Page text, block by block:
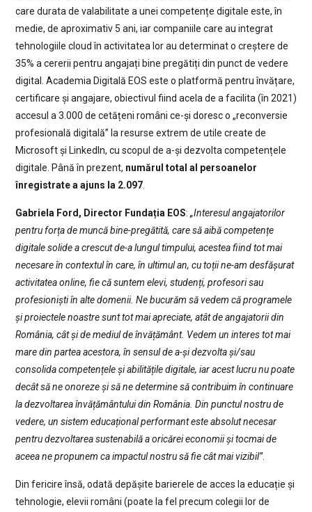
care durata de valabilitate a unei competențe digitale este, în
medie, de aproximativ 5 ani, iar companiile care au integrat
tehnologiile cloud în activitatea lor au determinat o creștere de
35% a cererii pentru angajați bine pregătiți din punct de vedere
digital. Academia Digitală EOS este o platformă pentru învățare,
certificare și angajare, obiectivul fiind acela de a facilita (în 2021)
accesul a 3.000 de cetățeni români ce-și doresc o „reconversie
profesională digitală” la resurse extrem de utile create de
Microsoft și LinkedIn, cu scopul de a-și dezvolta competențele
digitale. Până în prezent, numărul total al persoanelor
înregistrate a ajuns la 2.097.
Gabriela Ford, Director Fundația EOS: „Interesul angajatorilor
pentru forța de muncă bine-pregătită, care să aibă competențe
digitale solide a crescut de-a lungul timpului, acestea fiind tot mai
necesare în contextul în care, în ultimul an, cu toții ne-am desfășurat
activitatea online, fie că suntem elevi, studenți, profesori sau
profesioniști în alte domenii. Ne bucurăm să vedem că programele
și proiectele noastre sunt tot mai apreciate, atât de angajatorii din
România, cât și de mediul de învățământ. Vedem un interes tot mai
mare din partea acestora, în sensul de a-și dezvolta și/sau
consolida competențele și abilitățile digitale, iar acest lucru nu poate
decât să ne onoreze și să ne determine să contribuim în continuare
la dezvoltarea învățământului din România. Din punctul nostru de
vedere, un sistem educațional performant este absolut necesar
pentru dezvoltarea sustenabilă a oricărei economii și tocmai de
aceea ne propunem ca impactul nostru să fie cât mai vizibil”.
Din fericire însă, odată depășite barierele de acces la educație și
tehnologie, elevii români (poate la fel precum colegii lor de